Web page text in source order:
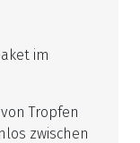
im
Tropfen
zwischen